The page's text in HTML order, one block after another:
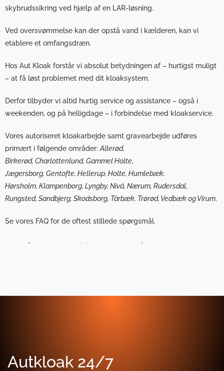
skybrudssikring ved hjælp af en LAR-løsning.
Ved oversvømmelse kan der opstå vand i kælderen, kan vi
etablere et omfangsdræn.
Hos Aut Kloak forstår vi absolut betydningen af – hurtigst muligt
– at få løst problemet med dit kloaksystem.
Derfor tilbyder vi altid hurtig service og assistance – også i
weekenden, og på helligdage – i forbindelse med kloakservice.
Vores autoriseret kloakarbejde samt gravearbejde udføres
primært i følgende områder:Allerød,
Birkerød, Charlottenlund, Gammel Holte,
Jægersborg, Gentofte, Hellerup, Holte, Humlebæk,
Hørsholm, Klampenborg, Lyngby, Nivå, Nærum, Rudersdal,
Rungsted, Sandbjerg, Skodsborg, Tårbæk, Trørød, Vedbæk og Virum.
Se vores FAQ for de oftest stillede spørgsmål.
Autkloak 24/7